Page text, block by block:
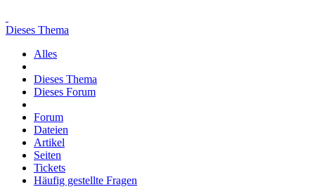
Dieses Thema
Alles
Dieses Thema
Dieses Forum
Forum
Dateien
Artikel
Seiten
Tickets
Häufig gestellte Fragen